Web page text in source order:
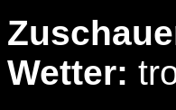
Wetter: